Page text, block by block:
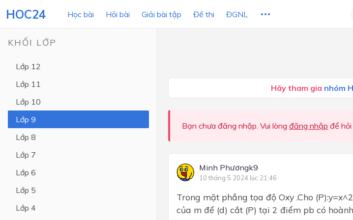
HOC24 Học bài Hỏi bài Giải bài tập Đề thi ĐGNL
Lớp 11
Lớp 10
KHỐI LỚP
Lớp 12
Lớp 11
Lớp 10
Lớp 9
Lớp 8
Lớp 7
Lớp 6
Lớp 5
Lớp 4
Hãy tham gia nhóm
Bạn chưa đăng nhập. Vui lòng đăng nhập để hỏi
Minh Phươngk9
10 tháng 5 2024 lúc 21:46
Trong mặt phẳng tọa độ Oxy .Cho
của m để (d) cắt (P) tại 2 điểm pb có